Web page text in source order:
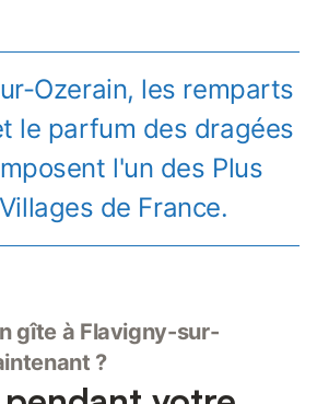
Ozerain, les remparts
le parfum des dragées
l'un des Plus
de France.
gîte à Flavigny-sur-
?